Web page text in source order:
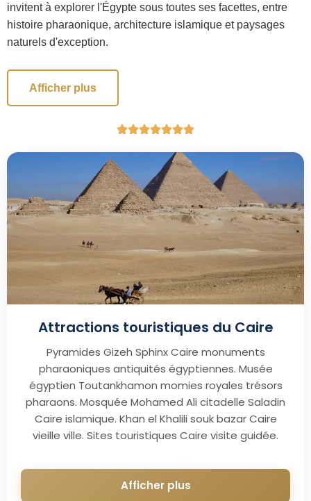
invitent à explorer l'Égypte sous toutes ses facettes, entre
histoire pharaonique, architecture islamique et paysages
naturels d'exception.
Afficher plus
Attractions touristiques du Caire
Pyramides Gizeh Sphinx Caire monuments
pharaoniques antiquités égyptiennes. Musée
égyptien Toutankhamon momies royales trésors
pharaons. Mosquée Mohamed Ali citadelle Saladin
Caire islamique. Khan el Khalili souk bazar Caire
vieille ville. Sites touristiques Caire visite guidée.
Afficher plus